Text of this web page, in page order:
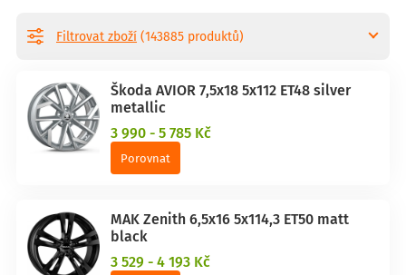
Škoda AVIOR 7,5x18 5x112 ET48 silver
metallic
3 990 - 5 785 Kč
Porovnat
MAK Zenith 6,5x16 5x114,3 ET50 matt
black
3 529 - 4 193 Kč
Filtrovat zboží (143885 produktů)